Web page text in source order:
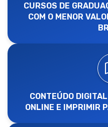
CURSOS DE
COM O MENOR
CONTEÚDO
ONLINE E IMPRIMIR